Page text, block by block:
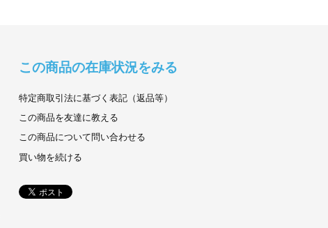
この商品の在庫状況をみる
特定商取引法に基づく表記（返品等）
この商品を友達に教える
この商品について問い合わせる
買い物を続ける